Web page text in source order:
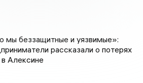
мы беззащитные и уязвимые»:
рассказали о потерях
Алексине